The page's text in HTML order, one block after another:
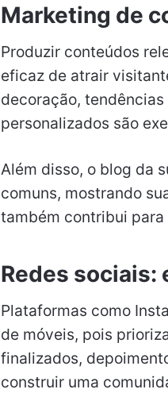
Marketing de
Produzir conteúdos
eficaz de atrair
decoração,
personalizados são
Além disso, o blog da
comuns, mostrando
também contribui
Redes sociais:
Plataformas como
de móveis, pois
finalizados,
construir uma